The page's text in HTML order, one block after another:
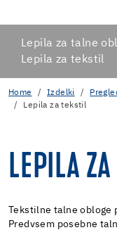
Lepila za talne
Lepila za tekstil
Home Izdelki
Lepila za tekstil
LEPILA
Tekstilne talne
Predvsem posebne